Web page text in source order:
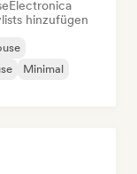
Electronica
hinzufügen
Minimal